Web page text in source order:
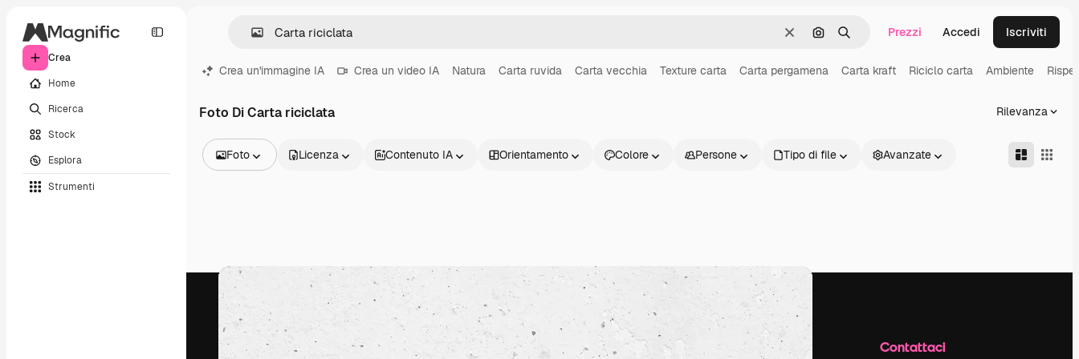
Crea
Home
Ricerca
Stock
Esplora
Strumenti
CancellaCerca per immagine
Ricerca Prezzi Accedi Iscriviti
Crea un'immagine IA Crea un video IA Natura Carta ruvida Carta vecchia Texture carta Carta pergamena Carta kraft Riciclo carta Ambiente
Foto Di Carta riciclata Rilevanza
Foto
Video
Clip video
Motion graphic
Modelli di video
Icone
Modelli 3D
Licenza Contenuto IA Orientamento Colore Persone Tipo di file Avanzate
Prodotti Inizia Azienda Contattaci